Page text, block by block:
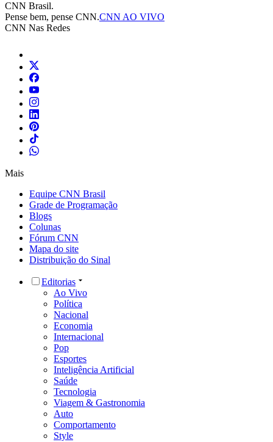
CNN Brasil.
Pense bem, pense CNN.CNN AO VIVO
CNN Nas Redes
Mais
Equipe CNN Brasil
Grade de Programação
Blogs
Colunas
Fórum CNN
Mapa do site
Distribuição do Sinal
Editorias
Ao Vivo
Política
Nacional
Economia
Internacional
Pop
Esportes
Inteligência Artificial
Saúde
Tecnologia
Viagem & Gastronomia
Auto
Comportamento
Style